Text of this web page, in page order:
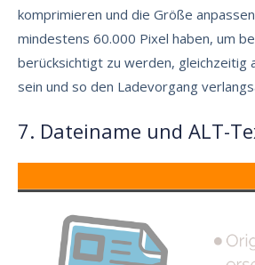
komprimieren und die Größe
mindestens 60.000 Pixel haben, um
berücksichtigt zu werden, gleichzeitig
sein und so den Ladevorgang
7. Dateiname und ALT-